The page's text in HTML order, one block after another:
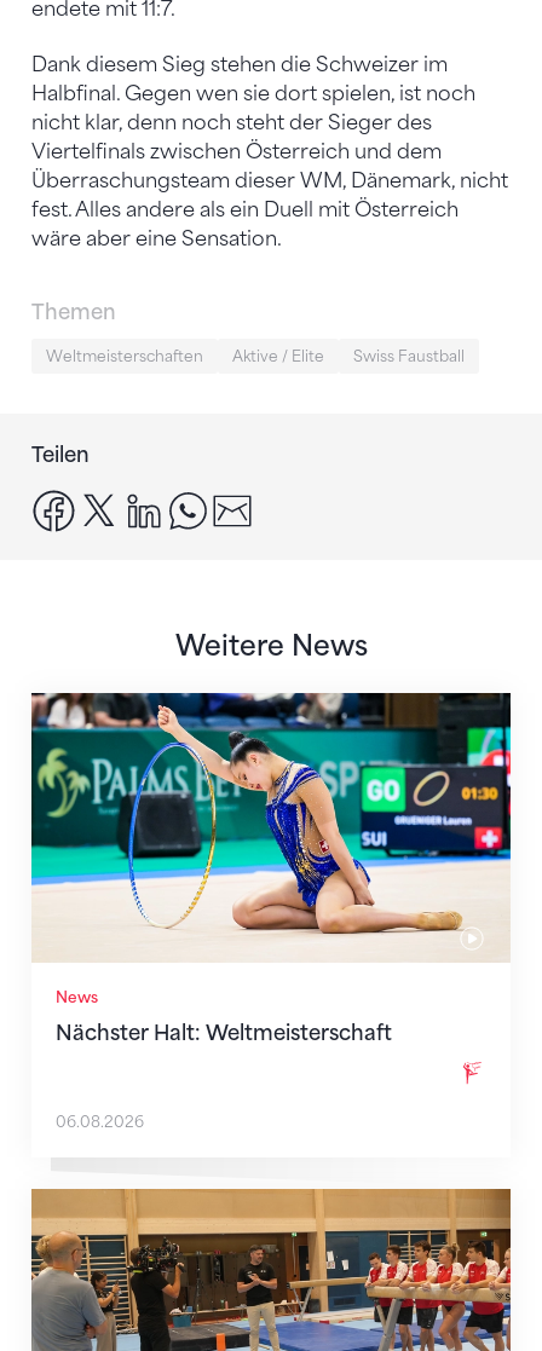
endete mit 11:7.
Dank diesem Sieg stehen die Schweizer im
Halbfinal. Gegen wen sie dort spielen, ist noch
nicht klar, denn noch steht der Sieger des
Viertelfinals zwischen Österreich und dem
Überraschungsteam dieser WM, Dänemark, nicht
fest. Alles andere als ein Duell mit Österreich
wäre aber eine Sensation.
Themen
Weltmeisterschaften Aktive / Elite Swiss Faustball
Teilen
facebook
x linkedinwhatsapp
Weitere News
News
Nächster Halt: Weltmeisterschaft
Nächster Halt: Weltmeisterschaft
06.08.2026
Mit klaren Zielen nach Zagreb